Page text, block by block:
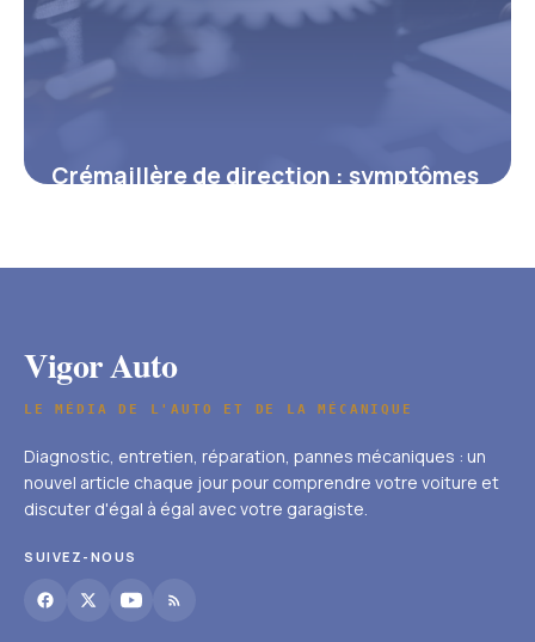
Crémaillère de direction : symptômes
Vigor Auto
LE MÉDIA DE L'AUTO ET DE LA MÉCANIQUE
Diagnostic, entretien, réparation, pannes mécaniques : un
nouvel article chaque jour pour comprendre votre voiture et
discuter d'égal à égal avec votre garagiste.
SUIVEZ-NOUS